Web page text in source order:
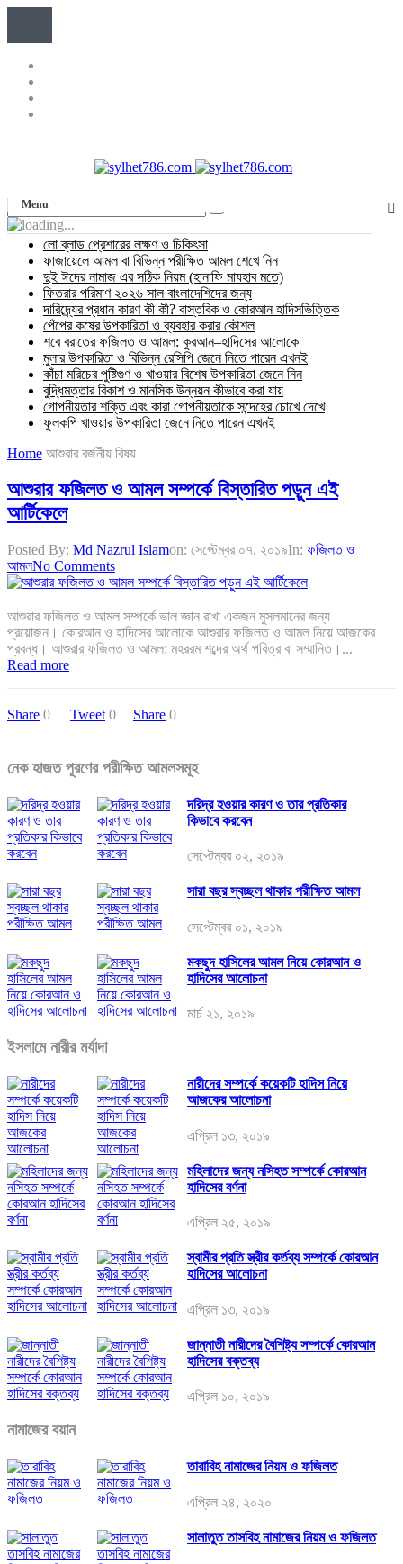
Menu
লো ব্লাড প্রেশারের লক্ষণ ও চিকিৎসা
ফাজায়েলে আমল বা বিভিন্ন পরীক্ষিত আমল শেখে নিন
দুই ঈদের নামাজ এর সঠিক নিয়ম (হানাফি মাযহাব মতে)
ফিতরার পরিমাণ ২০২৬ সাল বাংলাদেশিদের জন্য
দারিদ্র্যের প্রধান কারণ কী কী? বাস্তবিক ও কোরআন হাদিসভিত্তিক
পেঁপের কষের উপকারিতা ও ব্যবহার করার কৌশল
শবে বরাতের ফজিলত ও আমল: কুরআন–হাদিসের আলোকে
মুলার উপকারিতা ও বিভিন্ন রেসিপি জেনে নিতে পারেন এখনই
কাঁচা মরিচের পুষ্টিগুণ ও খাওয়ার বিশেষ উপকারিতা জেনে নিন
বুদ্ধিমত্তার বিকাশ ও মানসিক উন্নয়ন কীভাবে করা যায়
গোপনীয়তার শক্তি এবং কারা গোপনীয়তাকে সন্দেহের চোখে দেখে
ফুলকপি খাওয়ার উপকারিতা জেনে নিতে পারেন এখনই
Home আশুরার বর্জনীয় বিষয়
আশুরার ফজিলত ও আমল সম্পর্কে বিস্তারিত পড়ুন এই
আর্টিকেলে
Posted By: Md Nazrul Islamon: সেপ্টেম্বর ০৭, ২০১৯In: ফজিলত ও
আমলNo Comments
আশুরার ফজিলত ও আমল সম্পর্কে ভাল জ্ঞান রাখা একজন মুসলমানের জন্য
প্রয়োজন। কোরআন ও হাদিসের আলোকে আশুরার ফজিলত ও আমল নিয়ে আজকের
প্রবন্ধ। আশুরার ফজিলত ও আমল: মহররম শব্দের অর্থ পবিত্র বা সম্মানিত।...
Read more
Share 0 Tweet 0 Share 0
নেক হাজত পূরণের পরীক্ষিত আমলসমূহ
দরিদ্র হওয়ার কারণ ও তার প্রতিকার
কিভাবে করবেন
সেপ্টেম্বর ০২, ২০১৯
সারা বছর স্বচ্ছল থাকার পরীক্ষিত আমল
সেপ্টেম্বর ০১, ২০১৯
মকছুদ হাসিলের আমল নিয়ে কোরআন ও
হাদিসের আলোচনা
মার্চ ২১, ২০১৯
ইসলামে নারীর মর্যাদা
নারীদের সম্পর্কে কয়েকটি হাদিস নিয়ে
আজকের আলোচনা
এপ্রিল ১৩, ২০১৯
মহিলাদের জন্য নসিহত সম্পর্কে কোরআন
হাদিসের বর্ণনা
এপ্রিল ২৫, ২০১৯
স্বামীর প্রতি স্ত্রীর কর্তব্য সম্পর্কে কোরআন
হাদিসের আলোচনা
এপ্রিল ১৩, ২০১৯
জান্নাতী নারীদের বৈশিষ্ট্য সম্পর্কে কোরআন
হাদিসের বক্তব্য
এপ্রিল ১০, ২০১৯
নামাজের বয়ান
তারাবিহ নামাজের নিয়ম ও ফজিলত
এপ্রিল ২৪, ২০২০
সালাতুত তাসবিহ নামাজের নিয়ম ও ফজিলত